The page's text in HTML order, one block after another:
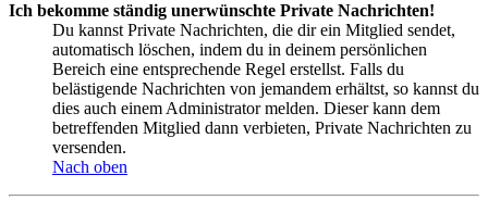
Ich bekomme ständig unerwünschte Private Nachrichten!
Du kannst Private Nachrichten, die dir ein Mitglied sendet,
automatisch löschen, indem du in deinem persönlichen
Bereich eine entsprechende Regel erstellst. Falls du
belästigende Nachrichten von jemandem erhältst, so kannst du
dies auch einem Administrator melden. Dieser kann dem
betreffenden Mitglied dann verbieten, Private Nachrichten zu
versenden.
Nach oben